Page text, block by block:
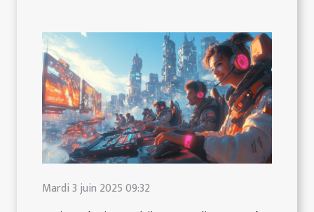
Mardi 3 juin 2025 09:32